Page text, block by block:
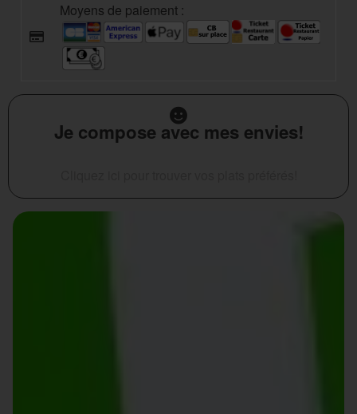
Moyens de paiement :
Je compose avec mes envies!